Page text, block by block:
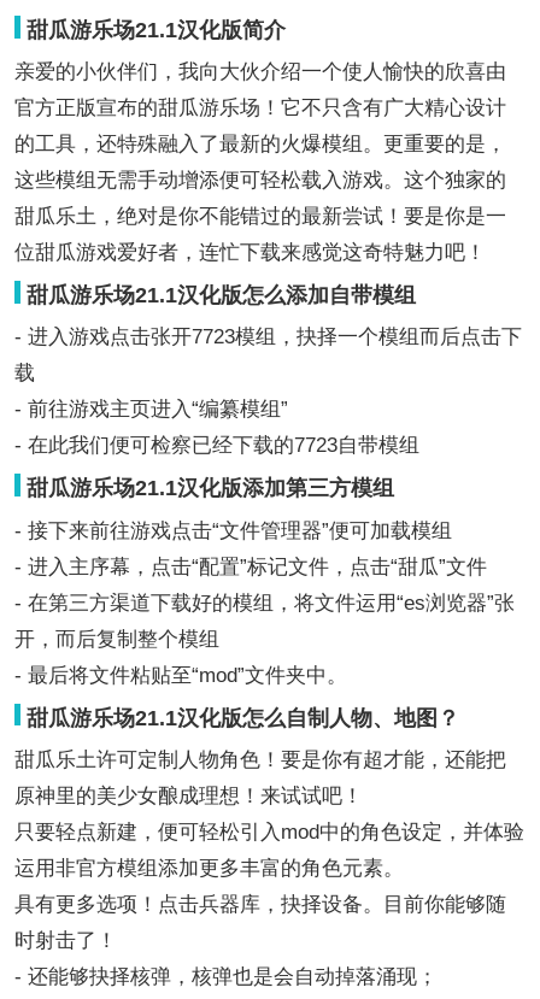
甜瓜游乐场21.1汉化版简介
亲爱的小伙伴们，我向大伙介绍一个使人愉快的欣喜由
官方正版宣布的甜瓜游乐场！它不只含有广大精心设计
的工具，还特殊融入了最新的火爆模组。更重要的是，
这些模组无需手动增添便可轻松载入游戏。这个独家的
甜瓜乐土，绝对是你不能错过的最新尝试！要是你是一
位甜瓜游戏爱好者，连忙下载来感觉这奇特魅力吧！
甜瓜游乐场21.1汉化版怎么添加自带模组
- 进入游戏点击张开7723模组，抉择一个模组而后点击下
载
- 前往游戏主页进入“编纂模组”
- 在此我们便可检察已经下载的7723自带模组
甜瓜游乐场21.1汉化版添加第三方模组
- 接下来前往游戏点击“文件管理器”便可加载模组
- 进入主序幕，点击“配置”标记文件，点击“甜瓜”文件
- 在第三方渠道下载好的模组，将文件运用“es浏览器”张
开，而后复制整个模组
- 最后将文件粘贴至“mod”文件夹中。
甜瓜游乐场21.1汉化版怎么自制人物、地图？
甜瓜乐土许可定制人物角色！要是你有超才能，还能把
原神里的美少女酿成理想！来试试吧！
只要轻点新建，便可轻松引入mod中的角色设定，并体验
运用非官方模组添加更多丰富的角色元素。
具有更多选项！点击兵器库，抉择设备。目前你能够随
时射击了！
- 还能够抉择核弹，核弹也是会自动掉落涌现；